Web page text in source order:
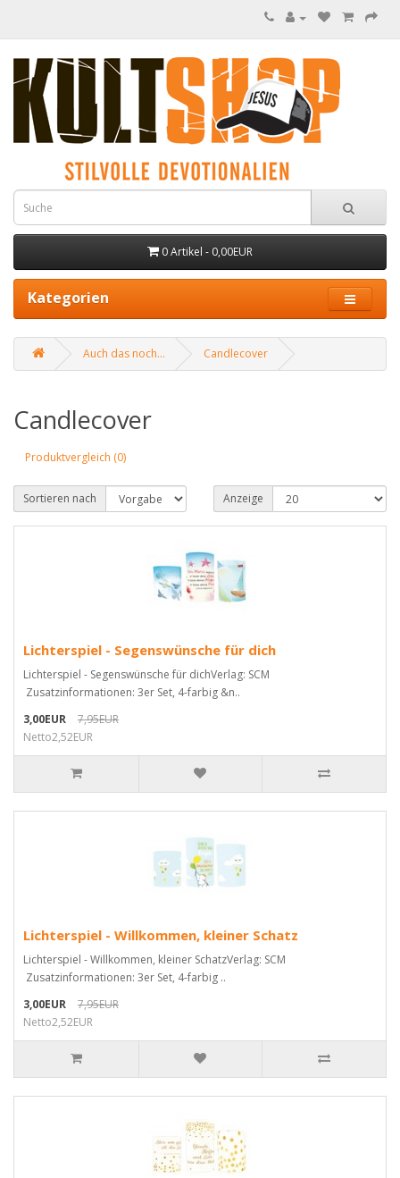
0 Artikel - 0,00EUR
Kategorien
Auch das noch... Candlecover
Candlecover
Produktvergleich (0)
Sortieren nach Anzeige
Lichterspiel - Segenswünsche für dich
Lichterspiel - Segenswünsche für dichVerlag: SCM
Zusatzinformationen: 3er Set, 4-farbig &n..
3,00EUR
7,95EUR
Netto2,52EUR
Lichterspiel - Willkommen, kleiner Schatz
Lichterspiel - Willkommen, kleiner SchatzVerlag: SCM
Zusatzinformationen: 3er Set, 4-farbig ..
3,00EUR
7,95EUR
Netto2,52EUR